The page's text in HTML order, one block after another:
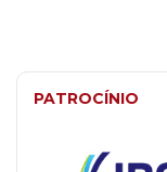
PATROCÍNIO